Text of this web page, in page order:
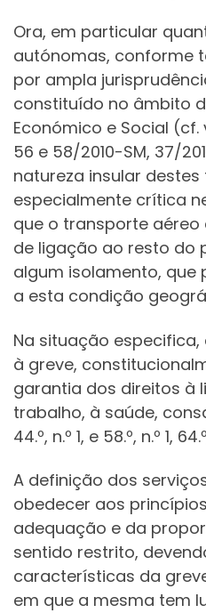
Ora, em particular
autónomas, conforme
por ampla
constituído no âmbito
Económico e Social (cf.
56 e 58/2010-SM, 37/
natureza insular
especialmente crítica
que o transporte aéreo
de ligação ao resto do
algum isolamento, que
a esta condição
Na situação
à greve,
garantia dos direitos à
trabalho, à saúde,
44.º, n.º 1, e 58.º, n.º 1,
A definição dos
obedecer aos
adequação e da
sentido restrito,
características da
em que a mesma tem